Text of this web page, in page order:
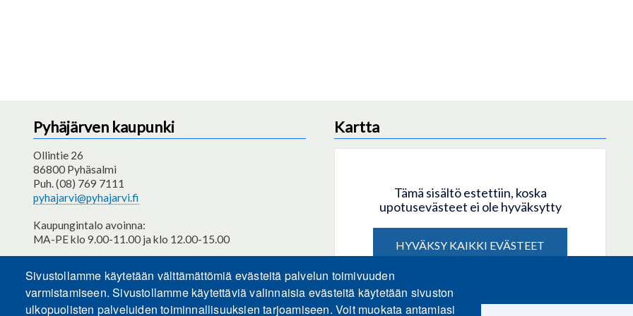
Pyhäjärven kaupunki
Ollintie 26
86800 Pyhäsalmi
Puh. (08) 769 7111
pyhajarvi@pyhajarvi.fi
Kaupungintalo avoinna:
MA-PE klo 9.00-11.00 ja klo 12.00-15.00
Kartta
Tämä sisältö estettiin, koska
upotusevästeet ei ole hyväksytty
HYVÄKSY KAIKKI EVÄSTEET
Sivustollamme käytetään välttämättömiä evästeitä palvelun toimivuuden
varmistamiseen. Sivustollamme käytettäviä valinnaisia evästeitä käytetään sivuston
ulkopuolisten palveluiden toiminnallisuuksien tarjoamiseen. Voit muokata antamiasi